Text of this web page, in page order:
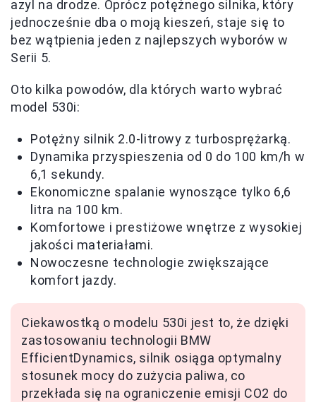
azyl na drodze. Oprócz potężnego silnika, który
jednocześnie dba o moją kieszeń, staje się to
bez wątpienia jeden z najlepszych wyborów w
Serii 5.
Oto kilka powodów, dla których warto wybrać
model 530i:
Potężny silnik 2.0-litrowy z turbosprężarką.
Dynamika przyspieszenia od 0 do 100 km/h w
6,1 sekundy.
Ekonomiczne spalanie wynoszące tylko 6,6
litra na 100 km.
Komfortowe i prestiżowe wnętrze z wysokiej
jakości materiałami.
Nowoczesne technologie zwiększające
komfort jazdy.
Ciekawostką o modelu 530i jest to, że dzięki
zastosowaniu technologii BMW
EfficientDynamics, silnik osiąga optymalny
stosunek mocy do zużycia paliwa, co
przekłada się na ograniczenie emisji CO2 do